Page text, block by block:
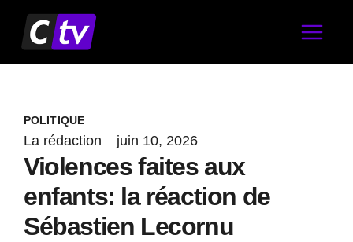
contenu
POLITIQUE
La rédaction juin 10, 2026
Violences faites aux
enfants: la réaction de
Sébastien Lecornu